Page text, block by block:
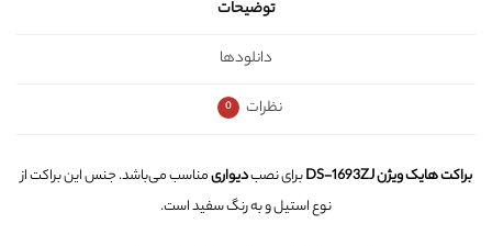
توضیحات
دانلودها
نظرات
0
براکت هایک ویژن DS-1693ZJ برای نصبدیواریمناسب می‌باشد. جنس این براکت از
نوع استیل و به رنگ سفید است.